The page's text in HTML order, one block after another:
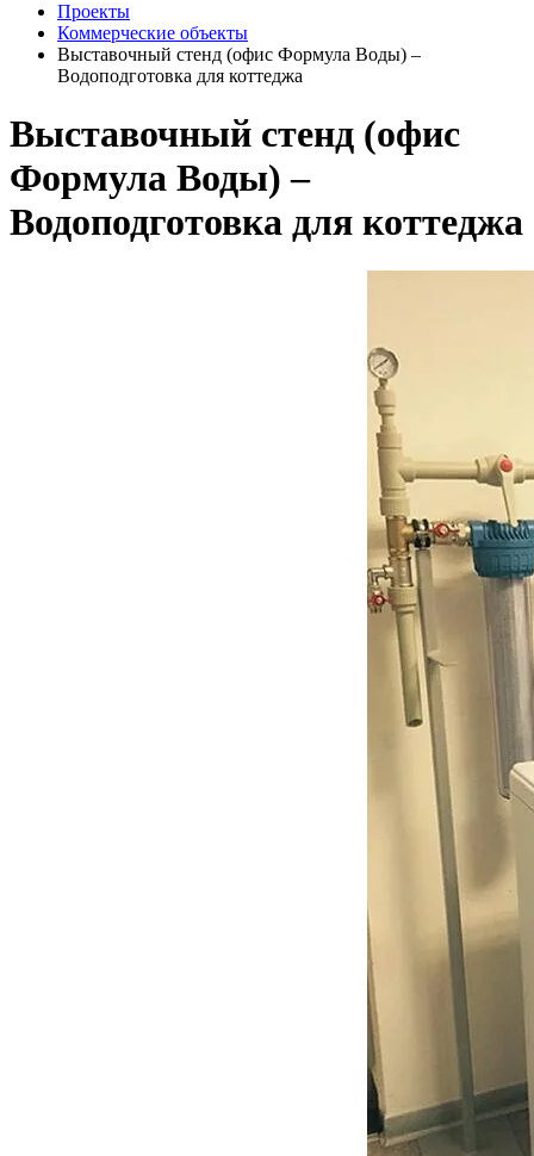
Проекты
Коммерческие объекты
Выставочный стенд (офис Формула Воды) –
Водоподготовка для коттеджа
Выставочный стенд (офис
Формула Воды) –
Водоподготовка для коттеджа